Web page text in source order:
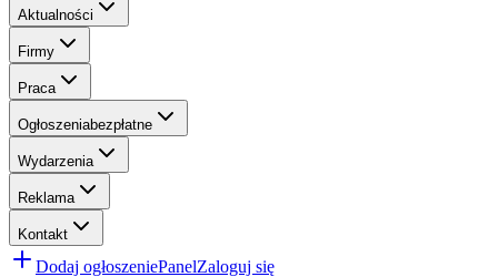
Aktualności
Firmy
Praca
Ogłoszeniabezpłatne
Wydarzenia
Reklama
Kontakt
Dodaj ogłoszeniePanelZaloguj się